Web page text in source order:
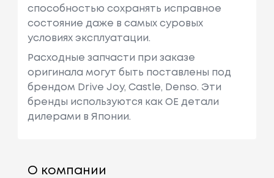
способностью сохранять исправное
состояние даже в самых суровых
условиях эксплуатации.
Расходные запчасти при заказе
оригинала могут быть поставлены под
брендом Drive Joy, Castle, Denso. Эти
бренды используются как ОЕ детали
дилерами в Японии.
О компании